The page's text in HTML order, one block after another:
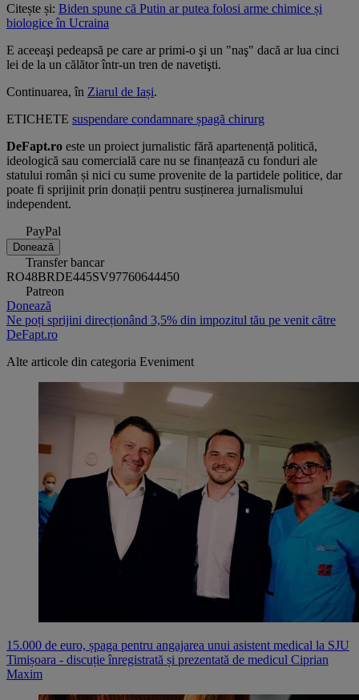
Citește și: Biden spune că Putin ar putea folosi arme chimice și
biologice în Ucraina
E aceeaşi pedeapsă pe care ar primi-o şi un "naş" dacă ar lua cinci
lei de la un călător într-un tren de navetişti.
Continuarea, în Ziarul de Iași.
ETICHETE suspendare condamnare șpagă chirurg
DeFapt.ro este un proiect jurnalistic fără apartenență politică,
ideologică sau comercială care nu se finanțează cu fonduri ale
statului român și nici cu sume provenite de la partidele politice, dar
poate fi sprijinit prin donații pentru susținerea jurnalismului
independent.
PayPal
Donează
Transfer bancar
RO48BRDE445SV97760644450
Patreon
Donează
Ne poți sprijini direcționând 3,5% din impozitul tău pe venit către
DeFapt.ro
Alte articole din categoria Eveniment
15.000 de euro, șpaga pentru angajarea unui asistent medical la SJU
Timișoara - discuție înregistrată și prezentată de medicul Ciprian
Maxim